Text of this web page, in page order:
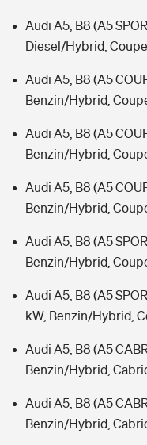
Audi A5, B8 (A5
Diesel/Hybrid,
Audi A5, B8 (A5
Benzin/Hybrid,
Audi A5, B8 (A5
Benzin/Hybrid,
Audi A5, B8 (A5
Benzin/Hybrid,
Audi A5, B8 (A5
Benzin/Hybrid,
Audi A5, B8 (A5
kW, Benzin/Hybrid,
Audi A5, B8 (A5
Benzin/Hybrid,
Audi A5, B8 (A5
Benzin/Hybrid,